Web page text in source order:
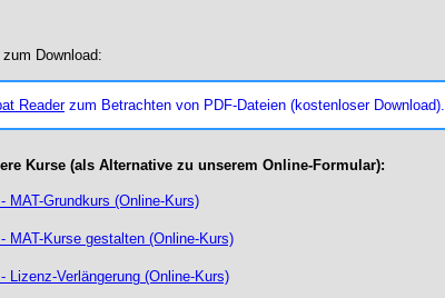
Download:
Readerzum Betrachten von PDF-Dateien (kostenloser Download).
Kurse (als Alternative zu unserem Online-Formular):
MAT-Grundkurs (Online-Kurs)
MAT-Kurse gestalten (Online-Kurs)
Lizenz-Verlängerung (Online-Kurs)